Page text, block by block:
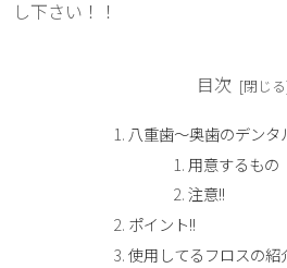
し下さい！！
目次
八重歯〜奥歯のデンタ
用意するもの
注意!!
ポイント!!
使用してるフロスの紹